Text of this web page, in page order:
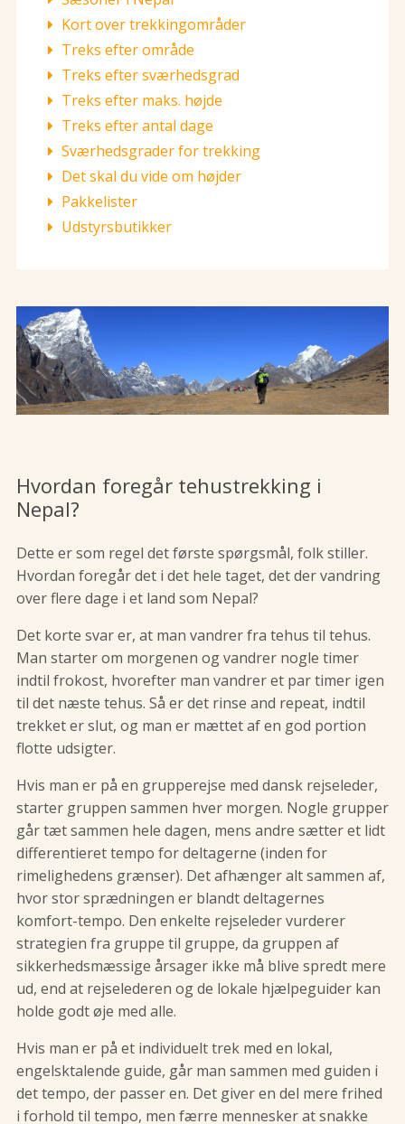
Kort over trekkingområder
Treks efter område
Treks efter sværhedsgrad
Treks efter maks. højde
Treks efter antal dage
Sværhedsgrader for trekking
Det skal du vide om højder
Pakkelister
Udstyrsbutikker
Hvordan foregår tehustrekking i
Nepal?
Dette er som regel det første spørgsmål, folk stiller.
Hvordan foregår det i det hele taget, det der vandring
over flere dage i et land som Nepal?
Det korte svar er, at man vandrer fra tehus til tehus.
Man starter om morgenen og vandrer nogle timer
indtil frokost, hvorefter man vandrer et par timer igen
til det næste tehus. Så er det rinse and repeat, indtil
trekket er slut, og man er mættet af en god portion
flotte udsigter.
Hvis man er på en grupperejse med dansk rejseleder,
starter gruppen sammen hver morgen. Nogle grupper
går tæt sammen hele dagen, mens andre sætter et lidt
differentieret tempo for deltagerne (inden for
rimelighedens grænser). Det afhænger alt sammen af,
hvor stor sprædningen er blandt deltagernes
komfort-tempo. Den enkelte rejseleder vurderer
strategien fra gruppe til gruppe, da gruppen af
sikkerhedsmæssige årsager ikke må blive spredt mere
ud, end at rejselederen og de lokale hjælpeguider kan
holde godt øje med alle.
Hvis man er på et individuelt trek med en lokal,
engelsktalende guide, går man sammen med guiden i
det tempo, der passer en. Det giver en del mere frihed
i forhold til tempo, men færre mennesker at snakke